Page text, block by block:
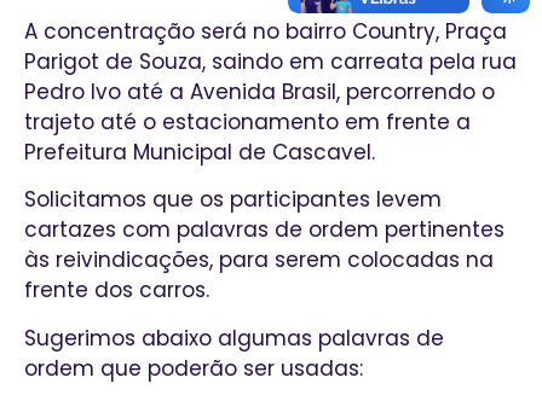
A concentração será no bairro Country, Praça
Parigot de Souza, saindo em carreata pela rua
Pedro Ivo até a Avenida Brasil, percorrendo o
trajeto até o estacionamento em frente a
Prefeitura Municipal de Cascavel.
Solicitamos que os participantes levem
cartazes com palavras de ordem pertinentes
às reivindicações, para serem colocadas na
frente dos carros.
Sugerimos abaixo algumas palavras de
ordem que poderão ser usadas: